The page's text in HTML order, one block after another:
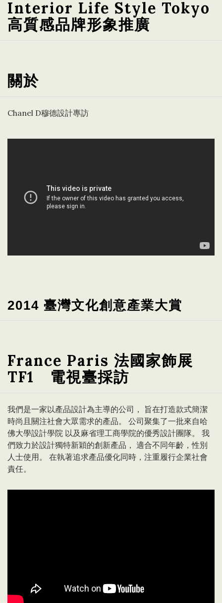
Interior Life Style Tokyo
高質感品牌形象推廣
關於
Chanel D穆德設計專訪
2014 臺灣文化創意產業大賞
France Paris 法國家飾展
TF1 電視臺採訪
我們是一家以產品設計為主導的公司， 旨在打造款式簡潔
時尚且關注社會大眾需求的產品。 公司聚集了一批來自哈
佛大學設計學院 以及麻省理工商學院的優秀設計團隊。 我
們致力於設計獨特新穎的創新產品， 適合不同年齡，性別
人士使用。 在執著追求產品優化同時，注重履行企業社會
責任。